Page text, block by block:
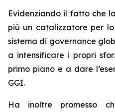
Evidenziando il fatto che
più un catalizzatore per
sistema di governance
a intensificare i propri
primo piano e a dare
GGI.
Ha inoltre promesso